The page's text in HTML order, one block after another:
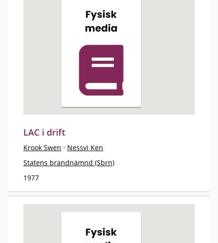
LAC i drift
Krook Swen · Nessvi Ken
Statens brandnämnd (Sbrn)
1977